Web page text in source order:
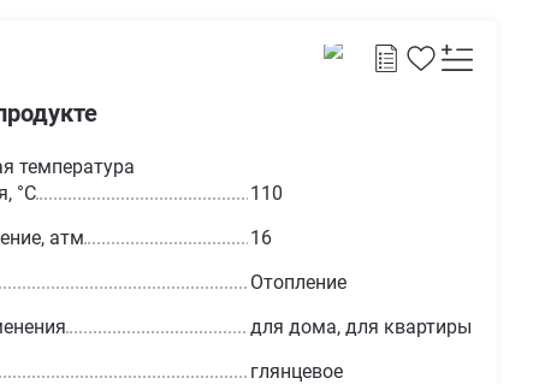
температура
°С
110
атм
16
Отопление
для дома, для квартиры
глянцевое